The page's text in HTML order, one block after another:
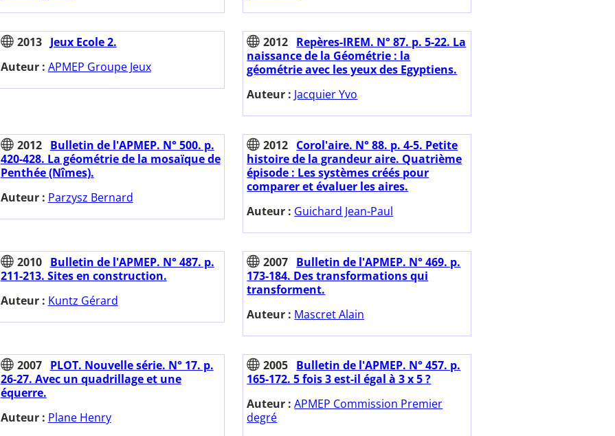
2013
Jeux Ecole 2.
Auteur : APMEP Groupe Jeux
2012 Repères-IREM. N° 87. p. 5-22. La
naissance de la Géométrie : la
géométrie avec les yeux des Egyptiens.
Auteur : Jacquier Yvo
2012
Bulletin de l'APMEP. N° 500. p.
420-428. La géométrie de la mosaïque de
Penthée (Nîmes).
Auteur : Parzysz Bernard
2012 Corol'aire. N° 88. p. 4-5. Petite
histoire de la grandeur aire. Quatrième
épisode : Les systèmes créés pour
comparer et évaluer les aires.
Auteur : Guichard Jean-Paul
2010
Bulletin de l'APMEP. N° 487. p.
211-213. Sites en construction.
Auteur : Kuntz Gérard
2007 Bulletin de l'APMEP. N° 469. p.
173-184. Des transformations qui
transforment.
Auteur : Mascret Alain
2007
PLOT. Nouvelle série. N° 17. p.
26-27. Avec un quadrillage et une
équerre.
Auteur : Plane Henry
2005 Bulletin de l'APMEP. N° 457. p.
165-172. 5 fois 3 est-il égal à 3 x 5 ?
Auteur :APMEP Commission Premier
degré